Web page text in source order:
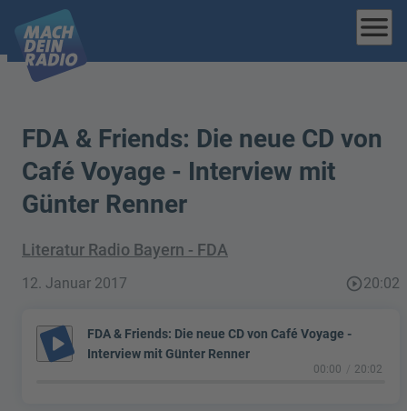
menu
FDA & Friends: Die neue CD von
Café Voyage - Interview mit
Günter Renner
Literatur Radio Bayern - FDA
12. Januar 2017 play_circle_outline20:02
play_arrow
FDA & Friends: Die neue CD von Café Voyage -
Interview mit Günter Renner
00:00 20:02